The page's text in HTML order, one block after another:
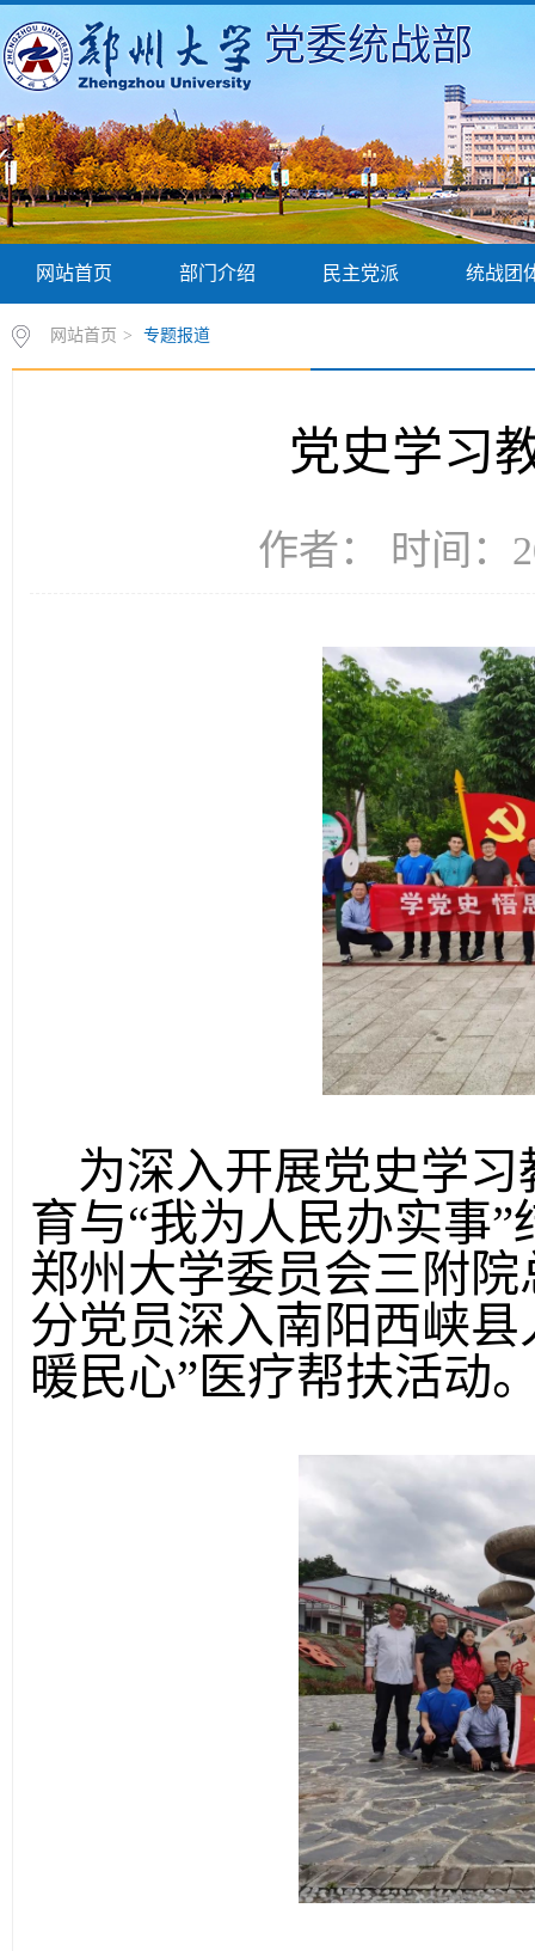
党委统战部
网站首页 部门介绍 民主党派 统战团
网站首页 > 专题报道
党史学习
作者： 时间：
为深入开展党史学
育与“我为人民办实事
郑州大学委员会三附
分党员深入南阳西峡
暖民心”医疗帮扶活动